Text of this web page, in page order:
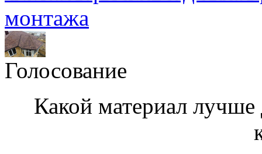
монтажа
Голосование
Какой материал